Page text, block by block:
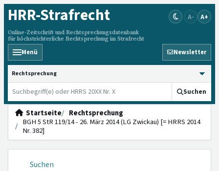
HRR-Strafrecht
Online-Zeitschrift und Rechtsprechungsdatenbank
für höchstrichterliche Rechtsprechung im Strafrecht
A- A+
Menü Newsletter
HRRS durchsuchen
Suchen
Startseite
Rechtsprechung
BGH 5 StR 119/14 - 26. März 2014 (LG Zwickau) [= HRRS 2014
Nr. 382]
Suchen